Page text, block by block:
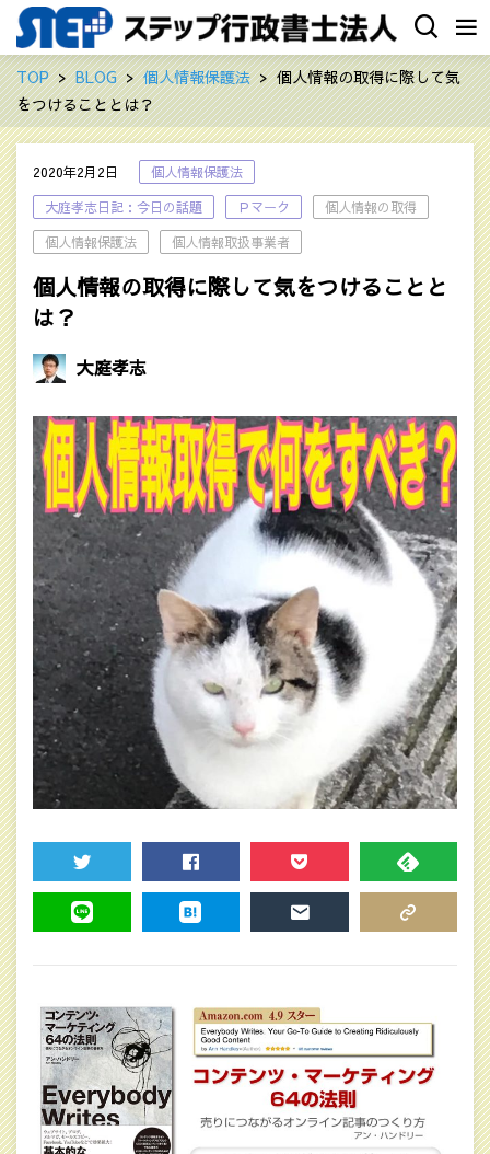
TOP BLOG 個人情報保護法
個人情報の取得に際して気
をつけることとは？
2020年2月2日
個人情報保護法
大庭孝志日記：今日の話題
Ｐマーク
個人情報の取得
個人情報保護法
個人情報取扱事業者
個人情報の取得に際して気をつけることと
は？
大庭孝志
TWEET SHARE POCKET FEEDLY